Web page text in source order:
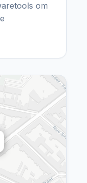
om